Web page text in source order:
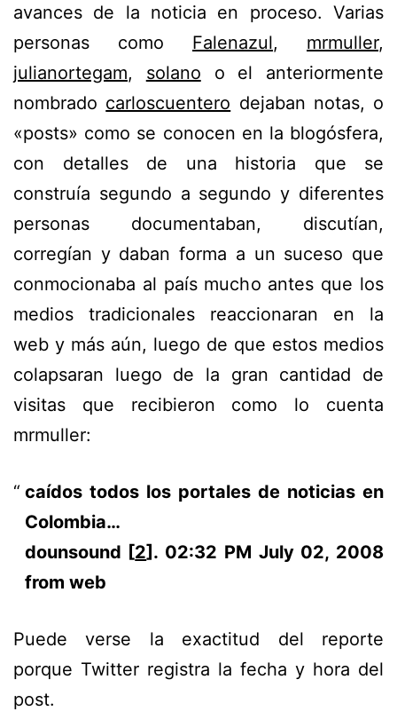
avances de la noticia en proceso. Varias
personas como Falenazul, mrmuller,
julianortegam, solano o el anteriormente
nombrado carloscuentero dejaban notas, o
«posts» como se conocen en la blogósfera,
con detalles de una historia que se
construía segundo a segundo y diferentes
personas documentaban, discutían,
corregían y daban forma a un suceso que
conmocionaba al país mucho antes que los
medios tradicionales reaccionaran en la
web y más aún, luego de que estos medios
colapsaran luego de la gran cantidad de
visitas que recibieron como lo cuenta
mrmuller:
caídos todos los portales de noticias en
Colombia…
dounsound [2]. 02:32 PM July 02, 2008
from web
Puede verse la exactitud del reporte
porque Twitter registra la fecha y hora del
post.